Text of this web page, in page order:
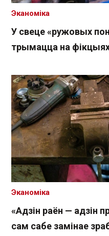
У свеце «ружовых
трымацца на
Эканоміка
«Адзін раён — адзін
сам сабе замінае
Эканоміка